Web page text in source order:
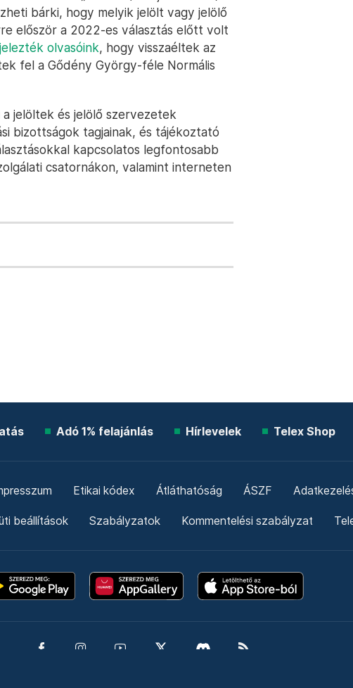
bárki, hogy melyik jelölt vagy jelölő
először a 2022-es választás előtt volt
jelezték olvasóink, hogy visszaéltek az
fel a Gődény György-féle Normális
jelöltek és jelölő szervezetek
bizottságok tagjainak, és tájékoztató
kapcsolatos legfontosabb
csatornákon, valamint interneten
Adó 1% felajánlás Hírlevelek Telex Shop
Etikai kódex Átláthatóság ÁSZF
beállítások Szabályzatok Kommentelési szabályzat